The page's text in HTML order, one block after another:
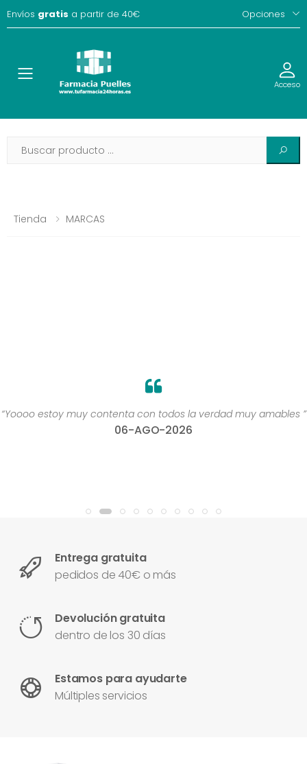
Envíos gratis a partir de 40€ Opciones
Toggle Acceso
Tienda MARCAS
“Yoooo estoy muy contenta con todos la verdad muy amables ”
06-AGO-2026
Entrega gratuita
pedidos de 40€ o más
Devolución gratuita
dentro de los 30 días
Estamos para ayudarte
Múltiples servicios